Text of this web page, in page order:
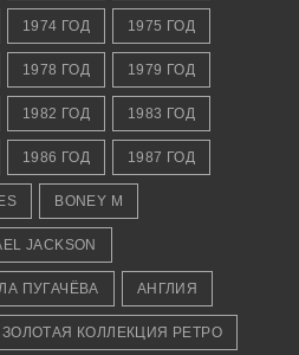
1974 ГОД 1975 ГОД
1978 ГОД 1979 ГОД
1982 ГОД 1983 ГОД
1986 ГОД 1987 ГОД
BONEY M
JACKSON
ПУГАЧЁВА АНГЛИЯ
ЗОЛОТАЯ КОЛЛЕКЦИЯ РЕТРО